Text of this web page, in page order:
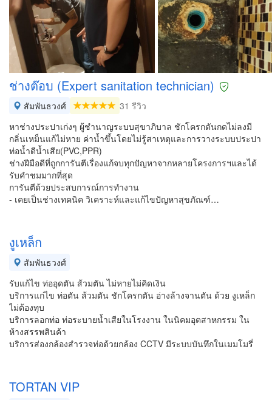
ช่างต๊อบ (Expert sanitation technician)
สัมพันธวงศ์
31 รีวิว
หาช่างประปาเก่งๆ ผู้ชำนาญระบบสุขาภิบาล ชักโครกตันกดไม่ลงมี
กลิ่นเหม็นแก้ไม่หาย ค่าน้ำขึ้นโดยไม่รู้สาเหตุและการวางระบบประปา
ท่อน้ำดีน้ำเสีย(PVC,PPR)
ช่างฝีมือดีที่ถูกการันตีเรื่องแก้จบทุกปัญหาจากหลายโครงการฯและได้
รับคำชมมากที่สุด
การันตีด้วยประสบการณ์การทำงาน
- เคยเป็นช่างเทคนิค วิเคราะห์และแก้ไขปัญหาสุขภัณฑ์…
งูเหล็ก
สัมพันธวงศ์
รับแก้ไข ท่ออุดตัน ส้วมตัน ไม่หายไม่คิดเงิน
บริการแก่ไข ท่อตัน ส้วมตัน ชักโครกตัน อ่างล้างจานตัน ด้วย งูเหล็ก
ไม่ต้องทุบ
บริการลอกท่อ ท่อระบายน้ำเสียในโรงงาน ในนิคมอุตสาหกรรม ใน
ห้างสรรพสินค้า
บริการส่องกล้องสำรวจท่อด้วยกล้อง CCTV มีระบบบันทึกในเมมโมรี่
TORTAN VIP